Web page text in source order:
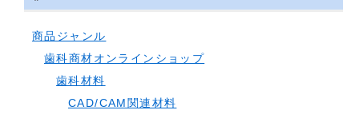
商品ジャンル
歯科商材オンラインショップ
歯科材料
CAD/CAM関連材料